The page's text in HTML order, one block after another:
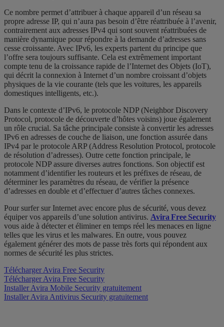
Ce nombre permet d’attribuer à chaque appareil d’un réseau sa
propre adresse IP, qui n’aura pas besoin d’être réattribuée à l’avenir,
contrairement aux adresses IPv4 qui sont souvent réattribuées de
manière dynamique pour répondre à la demande d’adresses sans
cesse croissante. Avec IPv6, les experts partent du principe que
l’offre sera toujours suffisante. Cela est extrêmement important
compte tenu de la croissance rapide de l’Internet des Objets (IoT),
qui décrit la connexion à Internet d’un nombre croissant d’objets
physiques de la vie courante (tels que les voitures, les appareils
domestiques intelligents, etc.).
Dans le contexte d’IPv6, le protocole NDP (Neighbor Discovery
Protocol, protocole de découverte d’hôtes voisins) joue également
un rôle crucial. Sa tâche principale consiste à convertir les adresses
IPv6 en adresses de couche de liaison, une fonction assurée dans
IPv4 par le protocole ARP (Address Resolution Protocol, protocole
de résolution d’adresses). Outre cette fonction principale, le
protocole NDP assure diverses autres fonctions. Son objectif est
notamment d’identifier les routeurs et les préfixes de réseau, de
déterminer les paramètres du réseau, de vérifier la présence
d’adresses en double et d’effectuer d’autres tâches connexes.
Pour surfer sur Internet avec encore plus de sécurité, vous devez
équiper vos appareils d’une solution antivirus. Avira Free Security
vous aide à détecter et éliminer en temps réel les menaces en ligne
telles que les virus et les malwares. En outre, vous pouvez
également générer des mots de passe très forts qui répondent aux
normes de sécurité les plus strictes.
Télécharger Avira Free Security
Télécharger Avira Free Security
Installer Avira Mobile Security gratuitement
Installer Avira Antivirus Security gratuitement